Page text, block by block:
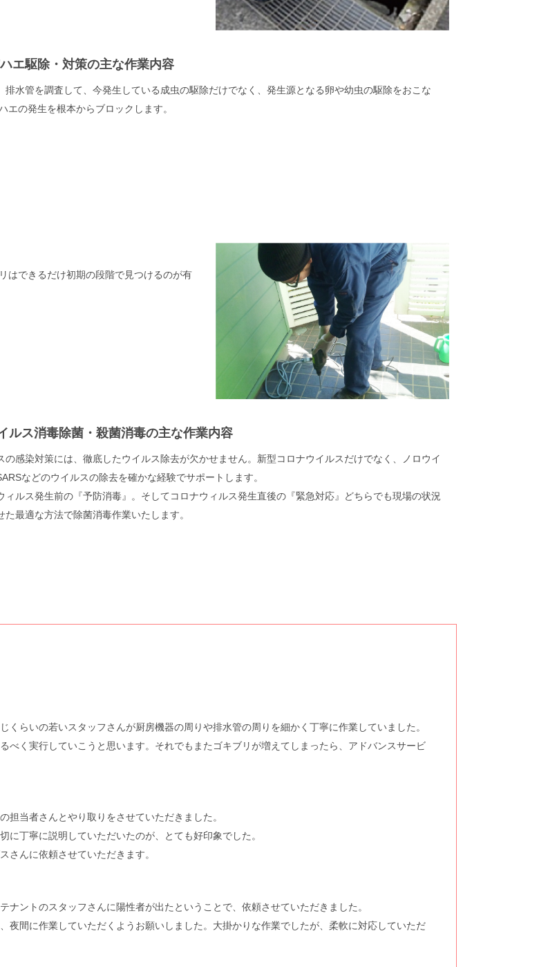
エ駆除・対策の主な作業内容
排水管を調査して、今発生している成虫の駆除だけでなく、発生源となる卵や幼虫の駆除をおこな
エの発生を根本からブロックします。
はできるだけ初期の段階で見つけるのが有
ルス消毒除菌・殺菌消毒の主な作業内容
の感染対策には、徹底したウイルス除去が欠かせません。新型コロナウイルスだけでなく、ノロウイ
などのウイルスの除去を確かな経験でサポートします。
ィルス発生前の『予防消毒』。そしてコロナウィルス発生直後の『緊急対応』どちらでも現場の状況
た最適な方法で除菌消毒作業いたします。
くらいの若いスタッフさんが厨房機器の周りや排水管の周りを細かく丁寧に作業していました。
べく実行していこうと思います。それでもまたゴキブリが増えてしまったら、アドバンスサービ
当者さんとやり取りをさせていただきました。
丁寧に説明していただいたのが、とても好印象でした。
さんに依頼させていただきます。
ントのスタッフさんに陽性者が出たということで、依頼させていただきました。
夜間に作業していただくようお願いしました。大掛かりな作業でしたが、柔軟に対応していただ